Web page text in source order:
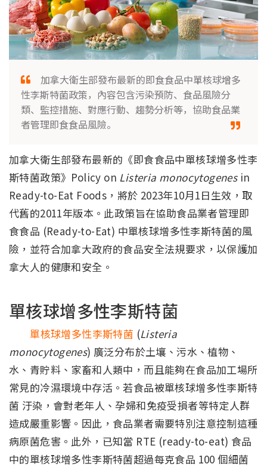
加拿大衛生部發布最新的即食食品中單核球增多
性李斯特菌政策，內容包含污染預防、食品風險分
類、監控措施、對應行動、趨勢分析等，協助食品業
者管理即食食品風險。
加拿大衛生部發布最新的《即食食品中單核球增多性李
斯特菌政策》Policy on Listeria monocytogenesin
Ready-to-Eat Foods，將於 2023年10月1日生效，取
代舊的2011年版本。此政策旨在協助食品業者管理即
食食品 (Ready-to-Eat) 中單核球增多性李斯特菌的風
險，並符合加拿大政府的食品安全法規要求，以保護加
拿大人的健康和安全。
單核球增多性李斯特菌
單核球增多性李斯特菌 (Listeria
monocytogenes) 廣泛分布於土壤、污水、植物、
水、青貯料、家畜和人類中，而且能夠在食品加工場所
常見的冷濕環境中存活。若食品被單核球增多性李斯特
菌 汙染，會對老年人、孕婦和免疫受損者等特定人群
造成嚴重影響。因此，食品業者需要特別注意控制這種
病原菌危害。此外，已知當 RTE (ready-to-eat) 食品
中的單核球增多性李斯特菌超過每克食品 100 個細菌